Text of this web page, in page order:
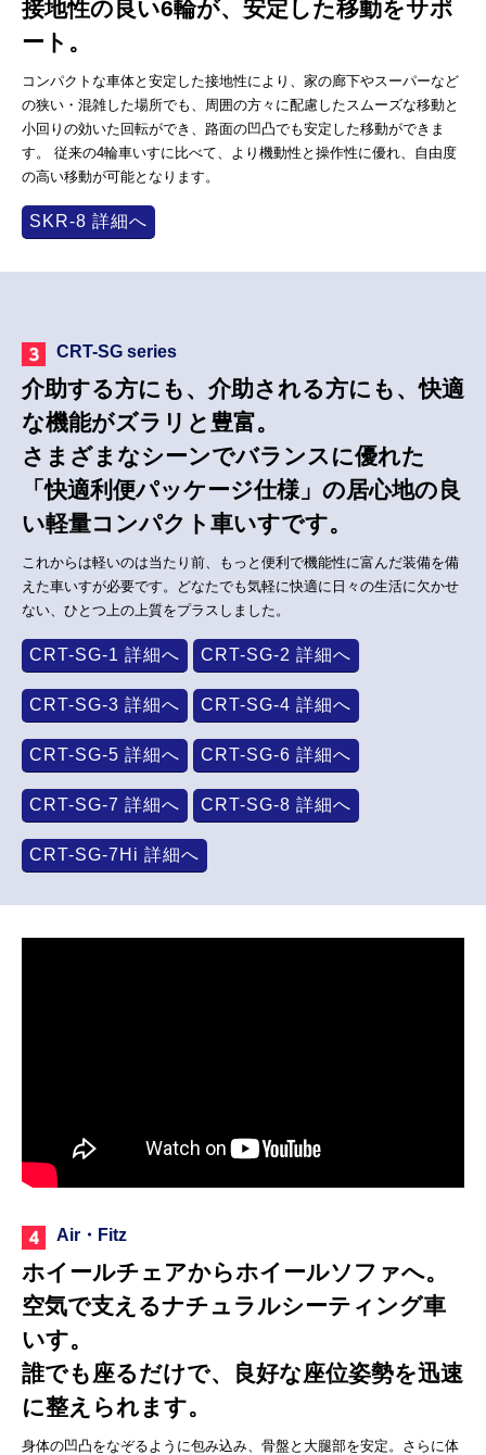
接地性の良い6輪が、安定した移動をサポ
ート。
コンパクトな車体と安定した接地性により、家の廊下やスーパーなど
の狭い・混雑した場所でも、周囲の方々に配慮したスムーズな移動と
小回りの効いた回転ができ、路面の凹凸でも安定した移動ができま
す。 従来の4輪車いすに比べて、より機動性と操作性に優れ、自由度
の高い移動が可能となります。
SKR-8 詳細へ
CRT-SG series
介助する方にも、介助される方にも、快適
な機能がズラリと豊富。
さまざまなシーンでバランスに優れた
「快適利便パッケージ仕様」の居心地の良
い軽量コンパクト車いすです。
これからは軽いのは当たり前、もっと便利で機能性に富んだ装備を備
えた車いすが必要です。どなたでも気軽に快適に日々の生活に欠かせ
ない、ひとつ上の上質をプラスしました。
CRT-SG-1 詳細へ CRT-SG-2 詳細へ
CRT-SG-3 詳細へ CRT-SG-4 詳細へ
CRT-SG-5 詳細へ CRT-SG-6 詳細へ
CRT-SG-7 詳細へ CRT-SG-8 詳細へ
CRT-SG-7Hi 詳細へ
Air・Fitz
ホイールチェアからホイールソファへ。
空気で支えるナチュラルシーティング車
いす。
誰でも座るだけで、良好な座位姿勢を迅速
に整えられます。
身体の凹凸をなぞるように包み込み、骨盤と大腿部を安定。さらに体